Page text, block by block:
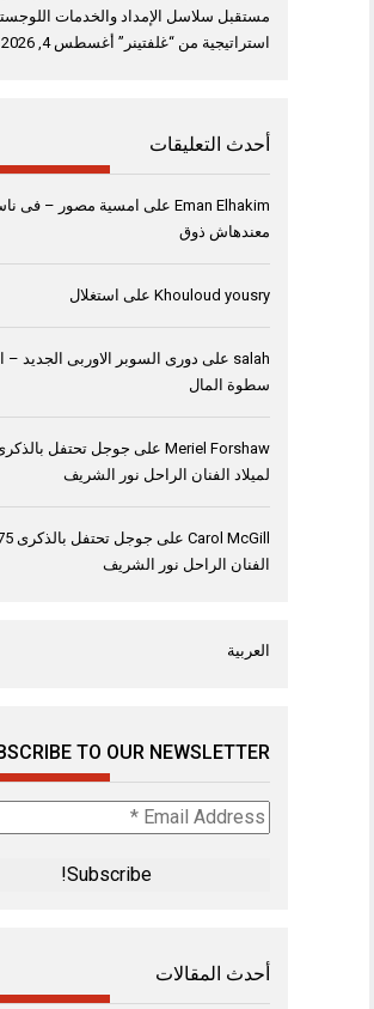
مستقبل سلاسل الإمداد والخدمات
استراتيجية من “غلفتينر” أغسطس 4, 2026
أحدث التعليقات
Eman Elhakim على امسية مصور – فى
معندهاش ذوق
Khouloud yousry على استغلال
salah على دورى السوبر الاوربى الجديد –
سطوة المال
Meriel Forshaw على
لميلاد الفنان الراحل نور الشريف
Carol McGill على
الفنان الراحل نور الشريف
العربية
TO OUR NEWSLETTER
Email
Address
أحدث المقالات